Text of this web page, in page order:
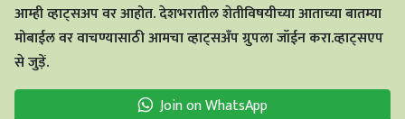
आम्ही व्हाट्सअप वर आहोत. देशभरातील शेतीविषयीच्या आताच्या बातम्या
मोबाईल वर वाचण्यासाठी आमचा व्हाट्सअँप ग्रुपला जॉईन करा.व्हाट्सएप
से जुड़ें.
Join on WhatsApp